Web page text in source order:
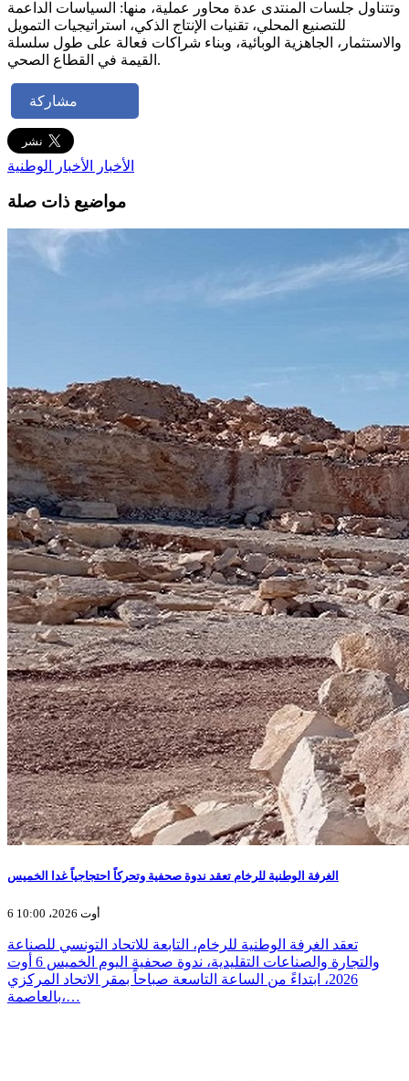
وتتناول جلسات المنتدى عدة محاور عملية، منها: السياسات الداعمة
للتصنيع المحلي، تقنيات الإنتاج الذكي، استراتيجيات التمويل
والاستثمار، الجاهزية الوبائية، وبناء شراكات فعالة على طول سلسلة
القيمة في القطاع الصحي.
مشاركة
الأخبار الأخبار الوطنية
مواضيع ذات صلة
الغرفة الوطنية للرخام تعقد ندوة صحفية وتحركاً احتجاجياً غدا الخميس
6 أوت 2026، 10:00
تعقد الغرفة الوطنية للرخام، التابعة للاتحاد التونسي للصناعة
والتجارة والصناعات التقليدية، ندوة صحفية اليوم الخميس 6 أوت
2026، ابتداءً من الساعة التاسعة صباحاً بمقر الاتحاد المركزي
بالعاصمة،…